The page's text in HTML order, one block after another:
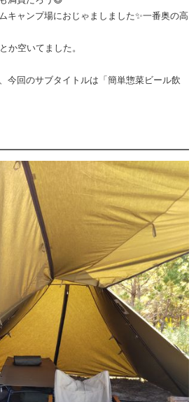
キャンプ場におじゃましました✨一番奥の高
か空いてました。
今回のサブタイトルは「簡単惣菜ビール飲